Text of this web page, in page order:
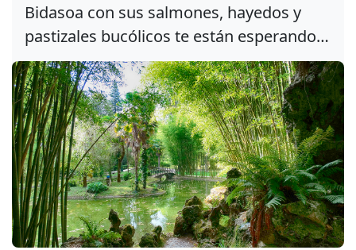
Bidasoa con sus salmones, hayedos y
pastizales bucólicos te están esperando…